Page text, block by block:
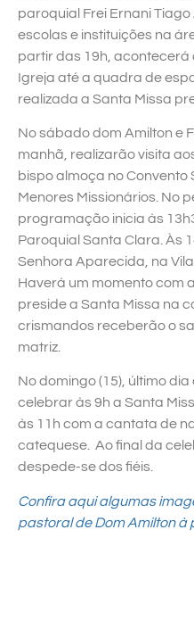
paroquial Frei Ernani
escolas e instituições na
partir das 19h, acontecerá
Igreja até a quadra de
realizada a Santa Missa
No sábado dom Amilton e
manhã, realizarão visita
bispo almoça no Convento
Menores Missionários. No
programação inicia às
Paroquial Santa Clara. Às
Senhora Aparecida, na
Haverá um momento com
preside a Santa Missa na
crismandos receberão o
matriz.
No domingo (15), último
celebrar às 9h a Santa
às 11h com a cantata de
catequese. Ao final da
despede-se dos fiéis.
Confira aqui algumas
pastoral de Dom Amilton à